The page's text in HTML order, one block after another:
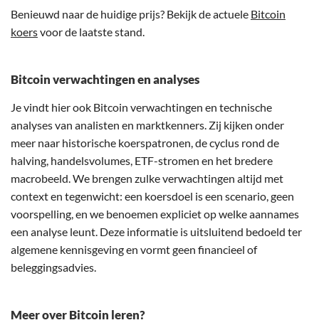
Benieuwd naar de huidige prijs? Bekijk de actuele Bitcoin
koersvoor de laatste stand.
Bitcoin verwachtingen en analyses
Je vindt hier ook Bitcoin verwachtingen en technische
analyses van analisten en marktkenners. Zij kijken onder
meer naar historische koerspatronen, de cyclus rond de
halving, handelsvolumes, ETF-stromen en het bredere
macrobeeld. We brengen zulke verwachtingen altijd met
context en tegenwicht: een koersdoel is een scenario, geen
voorspelling, en we benoemen expliciet op welke aannames
een analyse leunt. Deze informatie is uitsluitend bedoeld ter
algemene kennisgeving en vormt geen financieel of
beleggingsadvies.
Meer over Bitcoin leren?